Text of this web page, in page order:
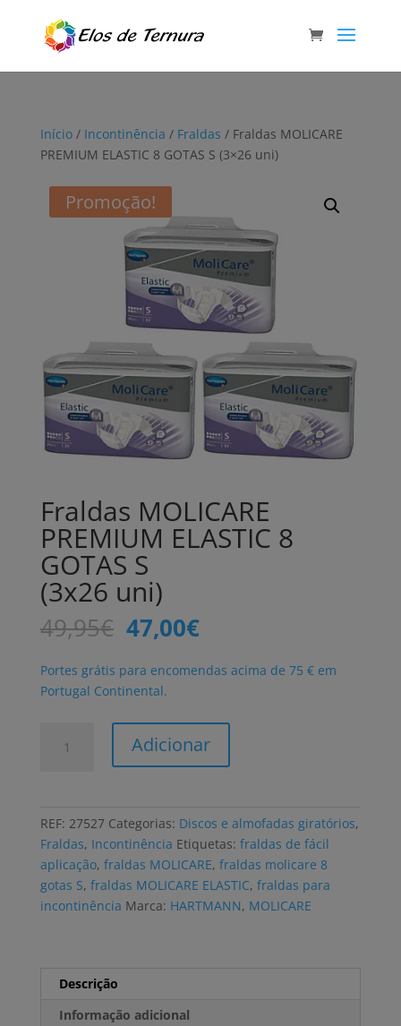
Início/ Incontinência / Fraldas / Fraldas MOLICARE
PREMIUM ELASTIC 8 GOTAS S (3×26 uni)
Promoção!
Fraldas MOLICARE
PREMIUM ELASTIC 8
GOTAS S
(3x26 uni)
49,95€ O
preço
original
era:
47,00€O
preço
atual
Portes grátis para encomendas acima de 75 € em
Portugal Continental.
ELASTIC
GOTAS
S
Adicionar
REF: 27527 Categorias: Discos e almofadas giratórios,
Fraldas, Incontinência Etiquetas: fraldas de fácil
aplicação, fraldas MOLICARE, fraldas molicare 8
gotas S, fraldas MOLICARE ELASTIC, fraldas para
incontinência Marca: HARTMANN, MOLICARE
Descrição
Informação adicional